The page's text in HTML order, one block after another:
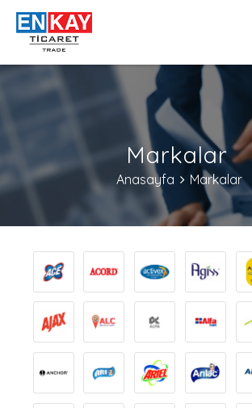
Markalar
Anasayfa Markalar